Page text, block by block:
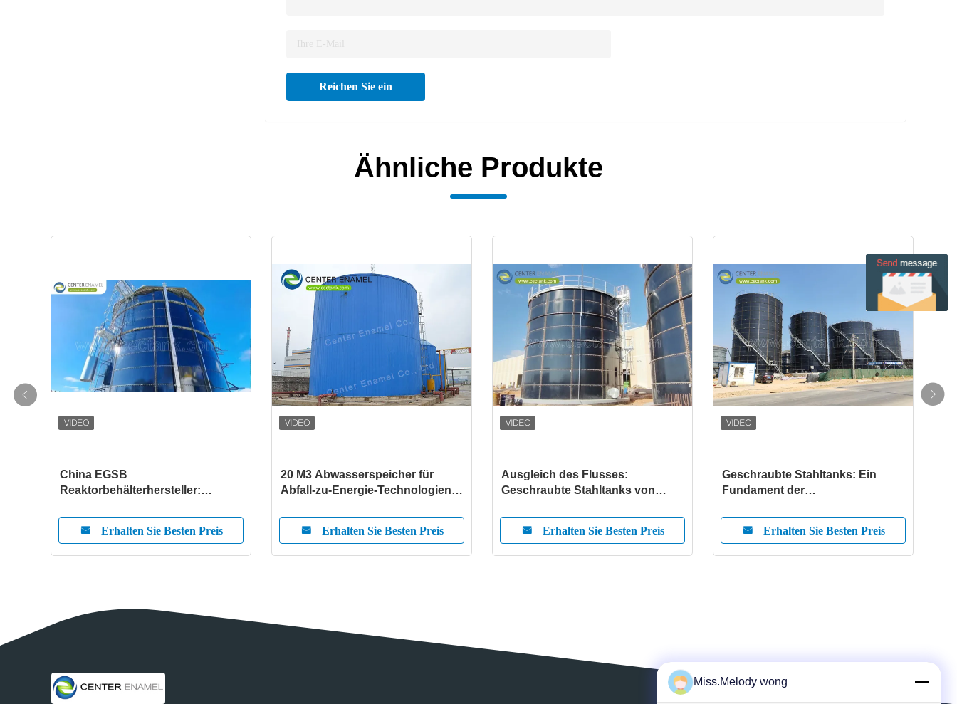
Reichen Sie ein
Ähnliche Produkte
China EGSB
Reaktorbehälterhersteller:
Enamel
Erhalten Sie Besten Preis
20 M3 Abwasserspeicher für
Abfall-zu-Energie-Technologien
Erhalten Sie Besten Preis
Ausgleich des Flusses:
Geschraubte Stahltanks von
Wasser- und
Abwasseraufbereitung
Erhalten Sie Besten Preis
Geschraubte Stahltanks: Ein
Fundament der
nachhaltige Abfallwirtschaft
Erhalten Sie Besten Preis
Miss.Melody wong